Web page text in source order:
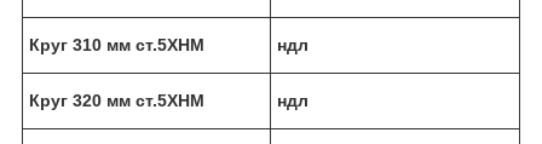
Круг 310 мм ст.5ХНМ ндл
Круг 320 мм ст.5ХНМ ндл